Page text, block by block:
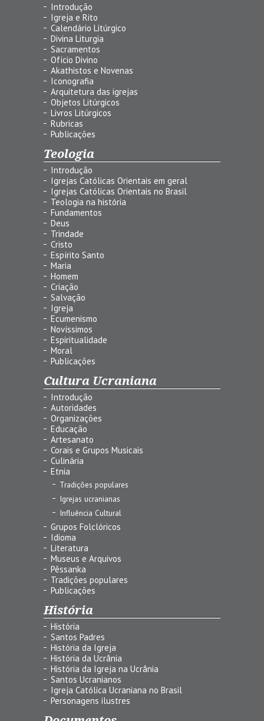
Introdução
Igreja e Rito
Calendário Litúrgico
Divina Liturgia
Sacramentos
Ofício Divino
Akathistos e Novenas
Iconografia
Arquitetura das igrejas
Objetos Litúrgicos
Livros Litúrgicos
Rubricas
Publicações
Teologia
Introdução
Igrejas Católicas Orientais em geral
Igrejas Católicas Orientais no Brasil
Teologia na história
Fundamentos
Deus
Trindade
Cristo
Espírito Santo
Maria
Homem
Criação
Salvação
Igreja
Ecumenismo
Novíssimos
Espiritualidade
Moral
Publicações
Cultura Ucraniana
Introdução
Autoridades
Organizações
Educação
Artesanato
Corais e Grupos Musicais
Culinária
Etnia
Tradições populares
Igrejas ucranianas
Influência Cultural
Grupos Folclóricos
Idioma
Literatura
Museus e Arquivos
Pêssanka
Tradições populares
Publicações
História
História
Santos Padres
História da Igreja
História da Ucrânia
História da Igreja na Ucrânia
Santos Ucranianos
Igreja Católica Ucraniana no Brasil
Personagens ilustres